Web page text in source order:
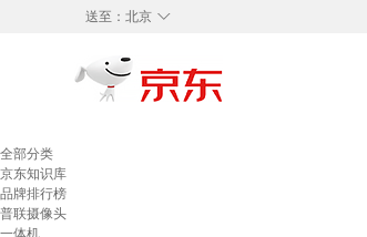
◇
送至： 北京
全部分类
京东知识库
品牌排行榜
普联摄像头
一体机